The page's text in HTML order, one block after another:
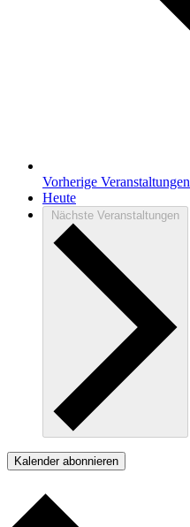
Vorherige Veranstaltungen
Heute
Nächste Veranstaltungen
Kalender abonnieren